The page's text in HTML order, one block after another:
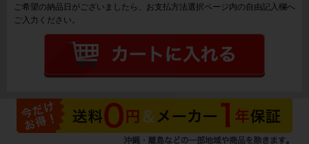
ご希望の納品日がございましたら、お支払方法選択ページ内の自由記入欄へ
ご入力ください。